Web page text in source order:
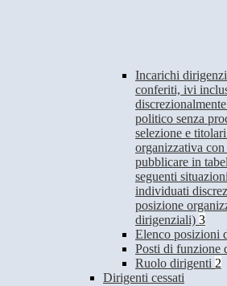
Incarichi
conferiti, ivi
politico senza
selezione e
organizzativa
pubblicare in
seguenti
individuati
posizione
dirigenziali) 3
Elenco posizioni
Posti di funzione
Ruolo dirigenti 2
Dirigenti cessati